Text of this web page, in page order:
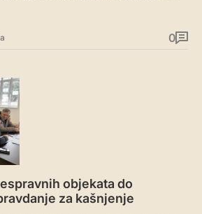
0
objekata do
za kašnjenje